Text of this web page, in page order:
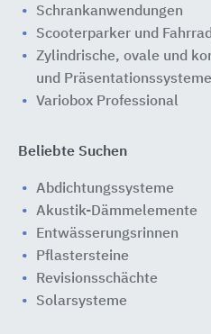
Schrankanwendungen
Scooterparker und
Zylindrische, ovale und
und Präsentationssysteme
Variobox Professional
Beliebte Suchen
Abdichtungssysteme
Akustik-Dämmelemente
Entwässerungsrinnen
Pflastersteine
Revisionsschächte
Solarsysteme